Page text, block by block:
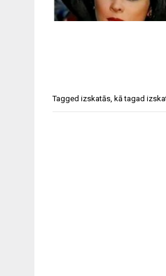
Tagged izskatās, kā tagad